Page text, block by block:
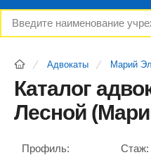
НОВОСТИ БЛОГ
РЕКЛАМОДАТЕЛЯМ
Адвокаты Марий Эл
Каталог
Лесной
Профиль: Стаж: